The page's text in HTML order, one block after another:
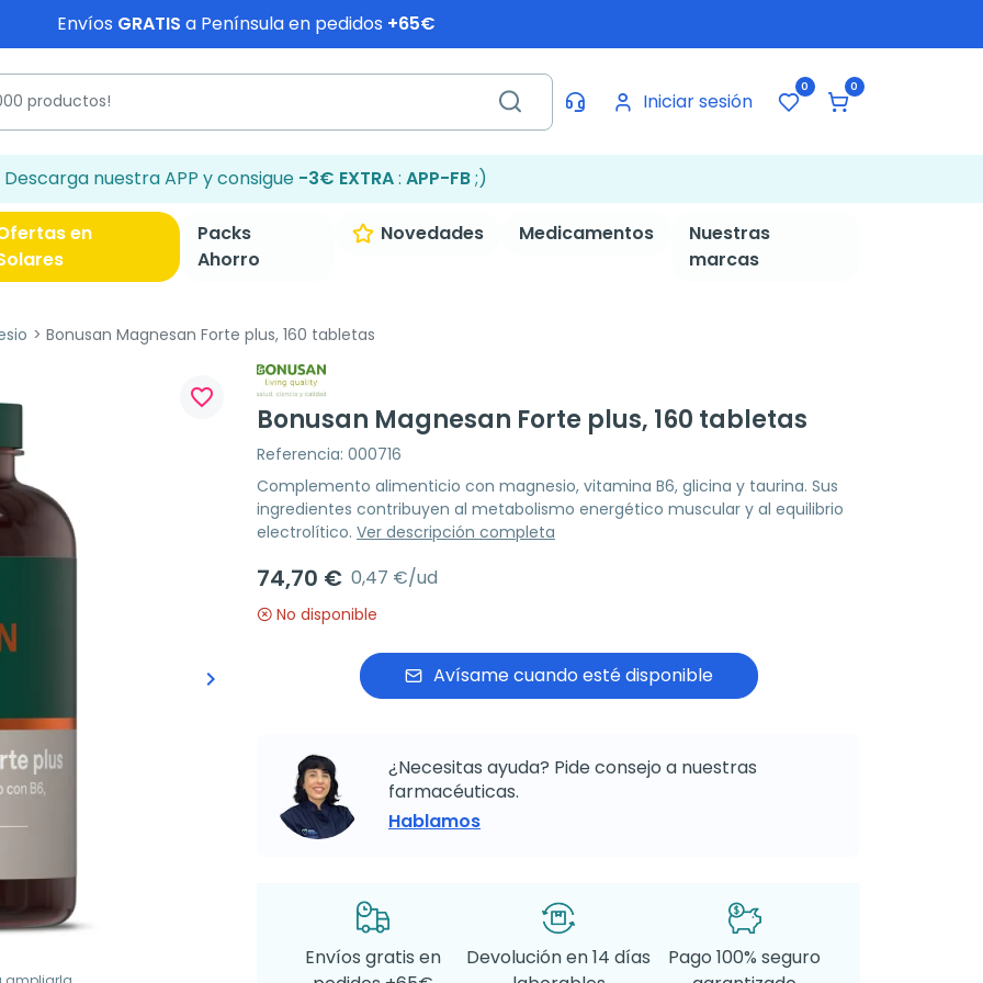
Envíos GRATIS a Península en pedidos +65€
Iniciar sesión
0 0
Descarga nuestra APP y consigue -3€ EXTRA: APP-FB;)
en
Packs
Ahorro
Novedades Medicamentos
Nuestras
marcas
Bonusan Magnesan Forte plus, 160 tabletas
Siguiente
keyboard_arrow_right
favorite_border
Bonusan Magnesan Forte plus, 160 tabletas
Referencia: 000716
Complemento alimenticio con magnesio, vitamina B6, glicina y taurina. Sus
ingredientes contribuyen al metabolismo energético muscular y al equilibrio
electrolítico. Ver descripción completa
74,70 € 0,47 €/ud
No disponible
Avísame cuando esté disponible
¿Necesitas ayuda? Pide consejo a nuestras
farmacéuticas.
Hablamos
Envíos gratis en
Devolución en 14 días
Pago 100% seguro